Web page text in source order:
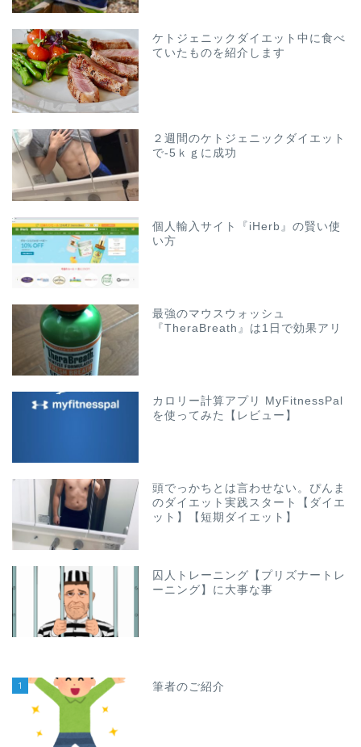
ケトジェニックダイエット中に食べ
ていたものを紹介します
２週間のケトジェニックダイエット
で-5ｋｇに成功
個人輸入サイト『iHerb』の賢い使
い方
最強のマウスウォッシュ
『TheraBreath』は1日で効果アリ
カロリー計算アプリ MyFitnessPal
を使ってみた【レビュー】
頭でっかちとは言わせない。ぴんま
のダイエット実践スタート【ダイエ
ット】【短期ダイエット】
囚人トレーニング【プリズナートレ
ーニング】に大事な事
1 筆者のご紹介